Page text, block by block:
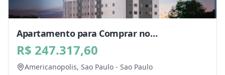
Apartamento para Comprar no
Americanopolis, Sao Paulo - SP
R$ 247.317,60
Americanopolis, Sao Paulo - Sao Paulo